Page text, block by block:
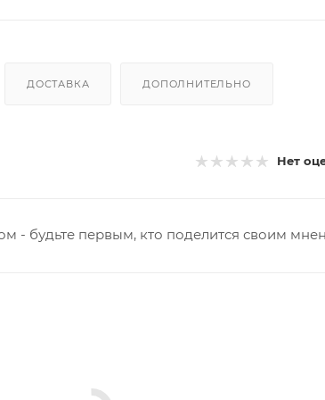
ДОСТАВКА ДОПОЛНИТЕЛЬНО
Нет
- будьте первым, кто поделится своим